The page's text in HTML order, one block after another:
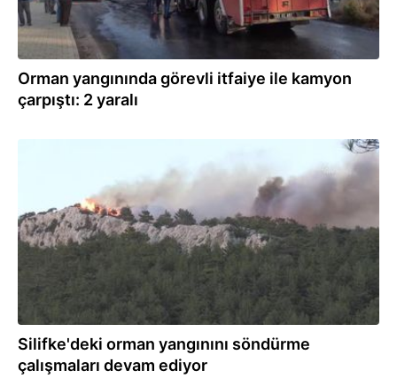
Orman yangınında görevli itfaiye ile kamyon
çarpıştı: 2 yaralı
Silifke'deki orman yangınını söndürme
çalışmaları devam ediyor